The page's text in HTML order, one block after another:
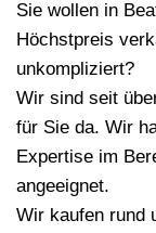
Sie wollen in
Höchstpreis
unkompliziert?
Wir sind seit
für Sie da. Wir
Expertise im
angeeignet.
Wir kaufen rund